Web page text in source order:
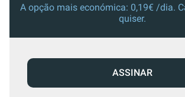
A opção mais económica: 0,19€ /dia.
quiser.
ASSINAR